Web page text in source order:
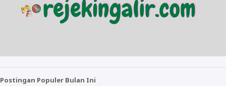
Postingan Populer Bulan Ini